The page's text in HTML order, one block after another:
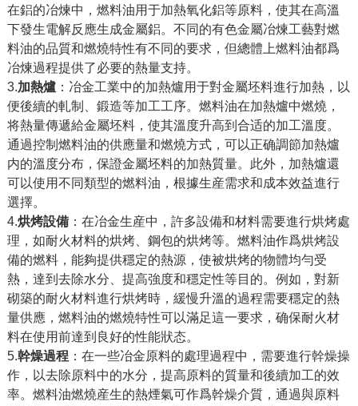
在鋁的冶煉中，燃料油用于加熱氧化鋁等原料，使其在高溫
下發生電解反應生成金屬鋁。不同的有色金屬冶煉工藝對燃
料油的品質和燃燒特性有不同的要求，但總體上燃料油都爲
冶煉過程提供了必要的熱量支持。
3.加熱爐：冶金工業中的加熱爐用于對金屬坯料進行加熱，以
便後續的軋制、鍛造等加工工序。燃料油在加熱爐中燃燒，
将熱量傳遞給金屬坯料，使其溫度升高到合适的加工溫度。
通過控制燃料油的供應量和燃燒方式，可以正确調節加熱爐
内的溫度分布，保證金屬坯料的加熱質量。此外，加熱爐還
可以使用不同類型的燃料油，根據生産需求和成本效益進行
選擇。
4.烘烤設備：在冶金生産中，許多設備和材料需要進行烘烤處
理，如耐火材料的烘烤、鋼包的烘烤等。燃料油作爲烘烤設
備的燃料，能夠提供穩定的熱源，使被烘烤的物體均勻受
熱，達到去除水分、提高強度和穩定性等目的。例如，對新
砌築的耐火材料進行烘烤時，緩慢升溫的過程需要穩定的熱
量供應，燃料油的燃燒特性可以滿足這一要求，确保耐火材
料在使用前達到良好的性能狀态。
5.幹燥過程：在一些冶金原料的處理過程中，需要進行幹燥操
作，以去除原料中的水分，提高原料的質量和後續加工的效
率。燃料油燃燒産生的熱煙氣可作爲幹燥介質，通過與原料